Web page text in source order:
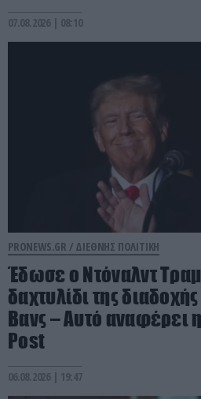
07.08.2026 | 08:10
PRONEWS.GR / ΔΙΕΘΝΗΣ ΠΟΛΙΤΙΚΗ
Έδωσε ο Ντόναλντ
δαχτυλίδι της διαδοχής
Βανς – Αυτό αναφέρει
Post
06.08.2026 | 19:47